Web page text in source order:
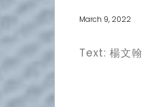
March 9, 2022
Text: 楊文翰